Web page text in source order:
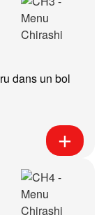
dans un bol